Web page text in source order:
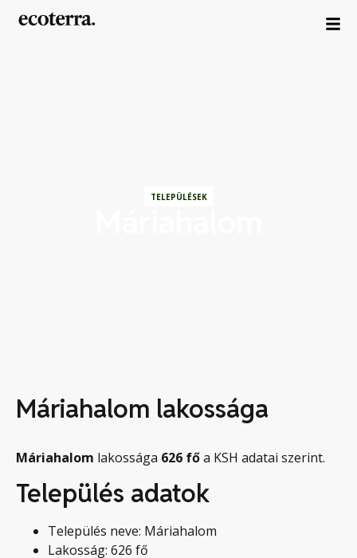
TELEPÜLÉSEK
Máriahalom lakossága
Máriahalom lakossága 626 főa KSH adatai szerint.
Település adatok
Település neve: Máriahalom
Lakosság: 626 fő